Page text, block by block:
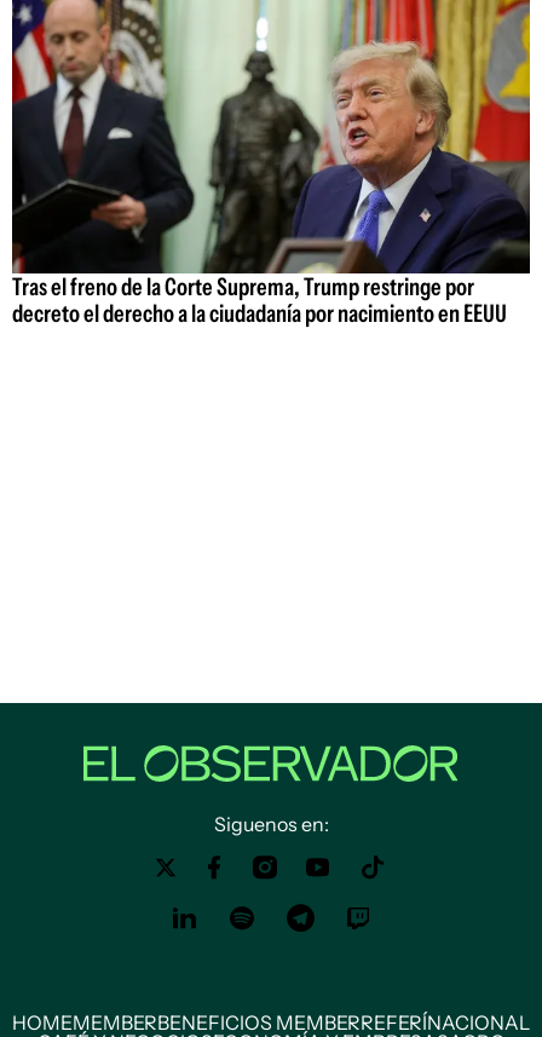
Tras el freno de la Corte Suprema, Trump restringe por
decreto el derecho a la ciudadanía por nacimiento en EEUU
Siguenos en:
HOMEMEMBERBENEFICIOS MEMBERREFERÍNACIONAL